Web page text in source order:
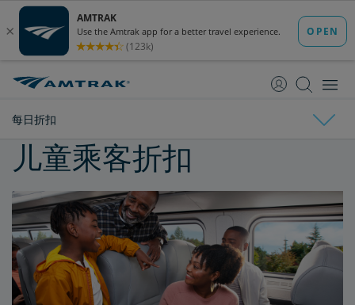
至
至
每日折扣
每日折扣
儿童折扣
老年人折扣
学生折扣
儿童乘客折扣